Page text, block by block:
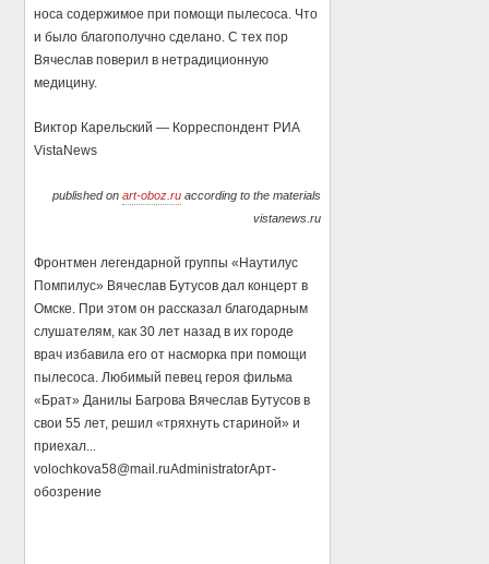
носа содержимое при помощи пылесоса. Что
и было благополучно сделано. С тех пор
Вячеслав поверил в нетрадиционную
медицину.
Виктор Карельский — Корреспондент РИА
VistaNews
published on art-oboz.ruaccording to the materials
vistanews.ru
Фронтмен легендарной группы «Наутилус
Помпилус» Вячеслав Бутусов дал концерт в
Омске. При этом он рассказал благодарным
слушателям, как 30 лет назад в их городе
врач избавила его от насморка при помощи
пылесоса. Любимый певец героя фильма
«Брат» Данилы Багрова Вячеслав Бутусов в
свои 55 лет, решил «тряхнуть стариной» и
приехал...
volochkova58@mail.ruAdministratorАрт-
обозрение